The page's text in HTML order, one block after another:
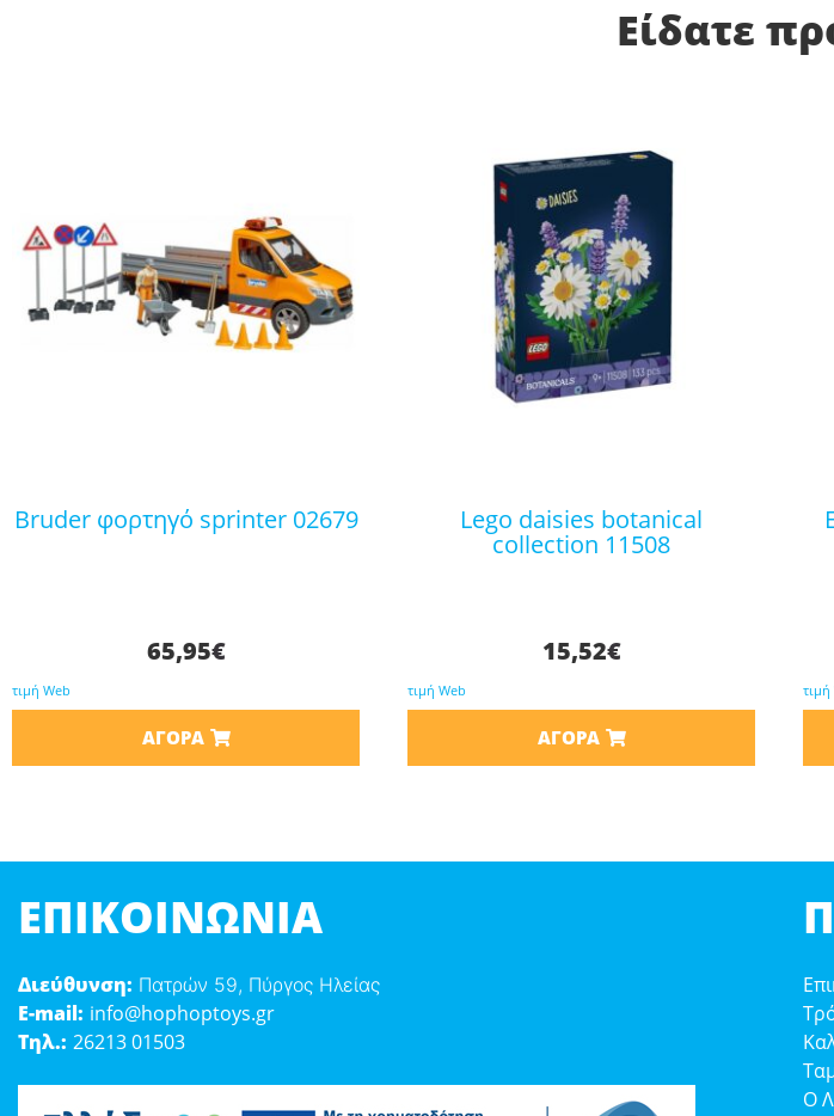
Είδατε
bruder φορτηγό sprinter 02679
65,95€
τιμή Web
ΑΓΟΡΆ
lego daisies botanical
collection 11508
15,52€
τιμή Web
ΑΓΟΡΆ
ΕΠΙΚΟΙΝΩΝΊΑ
Διεύθυνση: Πατρών 59, Πύργος Ηλείας
E-mail: info@hophoptoys.gr
Τηλ.: 26213 01503
Ο